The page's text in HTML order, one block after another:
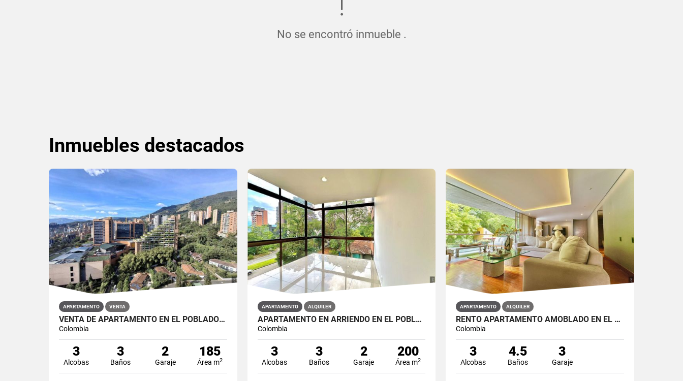
No se encontró inmueble .
Inmuebles destacados
APARTAMENTO VENTA
VENTA DE APARTAMENTO EN EL POBLADO SECTOR TESORO
Colombia
3
Alcobas
3
Baños
2
Garaje
185
Área m2
APARTAMENTO ALQUILER
APARTAMENTO EN ARRIENDO EN EL POBLADO SECTOR LOS PARRA
Colombia
3
Alcobas
3
Baños
2
Garaje
200
Área m2
APARTAMENTO ALQUILER
RENTO APARTAMENTO AMOBLADO EN EL POBLADO
Colombia
3
Alcobas
4.5
Baños
3
Garaje